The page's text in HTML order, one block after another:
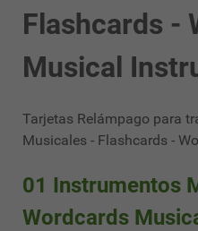
Flashcards -
Musical
Tarjetas Relámpago para
Musicales - Flashcards -
01 Instrumentos
Wordcards